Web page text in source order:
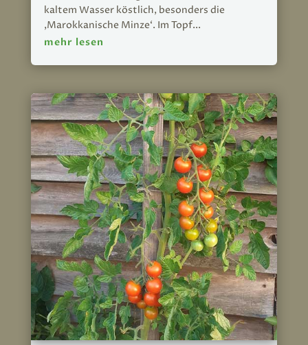
kaltem Wasser köstlich, besonders die
‚Marokkanische Minze‘. Im Topf...
mehr lesen